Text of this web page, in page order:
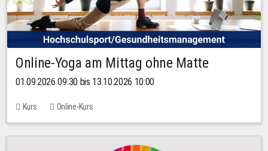
Online-Yoga am Mittag ohne Matte
01.09.2026 09:30 bis 13.10.2026 10:00
Kurs Online-Kurs